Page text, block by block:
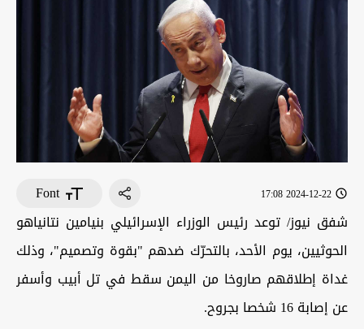
2024-12-22 17:08
Font
شفق نيوز/ توعد رئيس الوزراء الإسرائيلي بنيامين نتانياهو
الحوثيين، يوم الأحد، بالتحرّك ضدهم "بقوة وتصميم"، وذلك
غداة إطلاقهم صاروخا من اليمن سقط في تل أبيب وأسفر
عن إصابة 16 شخصا بجروح.